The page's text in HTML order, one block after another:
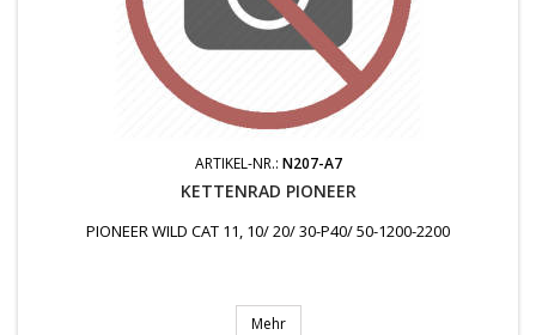
ARTIKEL-NR.: N207-A7
KETTENRAD PIONEER
PIONEER WILD CAT 11, 10/ 20/ 30-P40/ 50-1200-2200
Mehr